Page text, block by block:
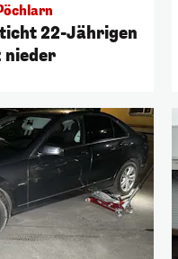
22-Jährigen